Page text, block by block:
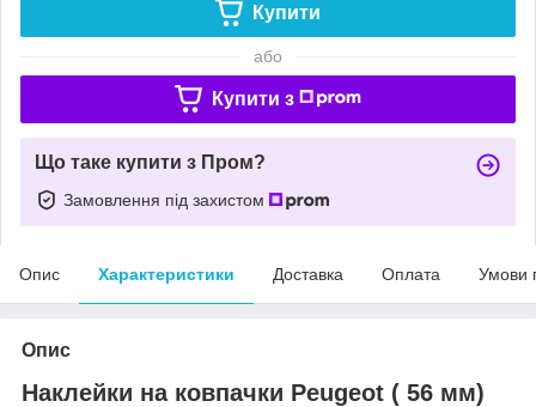
Купити
або
Купити з
Що таке купити з Пром?
Замовлення під захистом
Опис Характеристики Доставка Оплата Умови
Опис
Наклейки на ковпачки Peugeot ( 56 мм)